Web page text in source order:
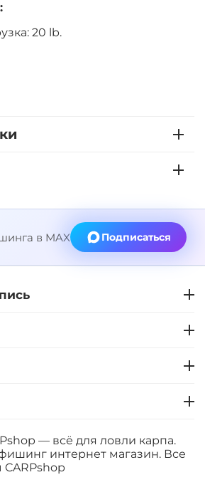
20 lb.
в MAX Подписаться
— всё для ловли карпа.
интернет магазин. Все
CARPshop